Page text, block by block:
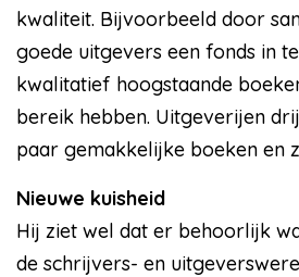
kwaliteit. Bijvoorbeeld door
goede uitgevers een fonds in
kwalitatief hoogstaande
bereik hebben. Uitgeverijen
paar gemakkelijke boeken en
Nieuwe kuisheid
Hij ziet wel dat er behoorlijk
de schrijvers- en